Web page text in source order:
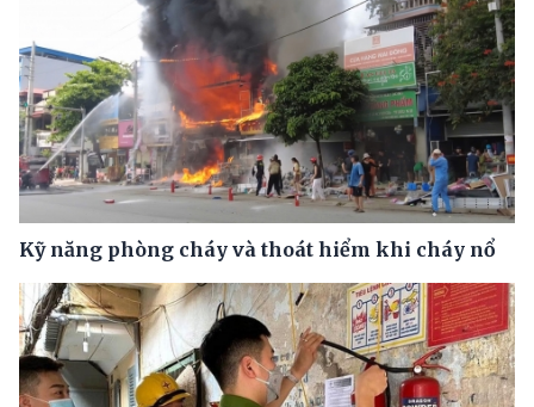
Kỹ năng phòng cháy và thoát hiểm khi cháy nổ